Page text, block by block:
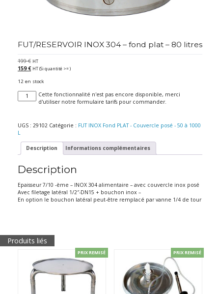
FUT/RESERVOIR INOX 304 – fond plat – 80 litres
199€ HT
159€ HT (Si quantité >= )
12 en stock
quantité
de
304
-
plat
litres
Cette fonctionnalité n'est pas encore disponible, merci
d'utiliser notre formulaire tarifs pour commander.
UGS : 29102 Catégorie : FUT INOX Fond PLAT - Couvercle posé - 50 à 1000
L
Description Informations complémentaires
Description
Epaisseur 7/10 -ème – INOX 304 alimentaire – avec couvercle inox posé
Avec filetage latéral 1/2″-DN15 + bouchon inox –
En option le bouchon latéral peut-être remplacé par vanne 1/4 de tour
Produits liés
PRIX REMISÉ PRIX REMISÉ